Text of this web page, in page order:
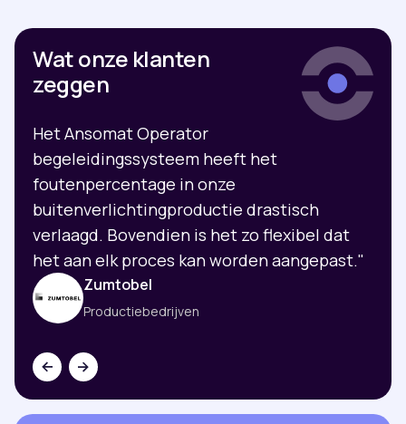
Wat onze klanten
zeggen
Het Ansomat Operator
begeleidingssysteem heeft het
foutenpercentage in onze
buitenverlichtingproductie drastisch
verlaagd. Bovendien is het zo flexibel dat
het aan elk proces kan worden aangepast."
Zumtobel
Productiebedrijven